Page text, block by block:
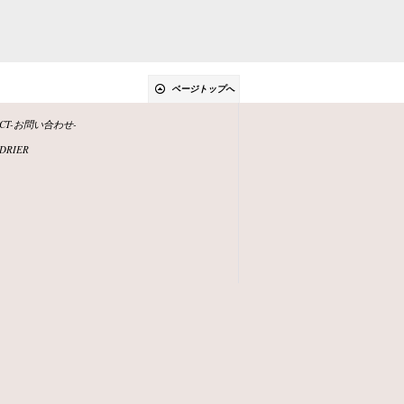
ページトップへ
お問い合わせ-